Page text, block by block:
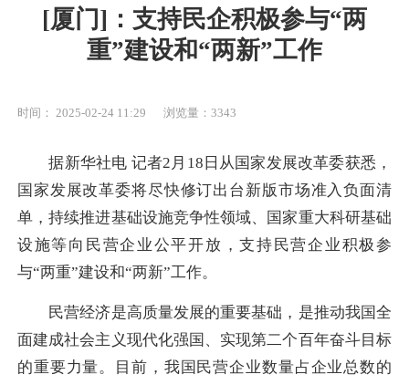
[厦门]：支持民企积极参与“两
重”建设和“两新”工作
时间： 2025-02-24 11:29 浏览量：3343
据新华社电 记者2月18日从国家发展改革委获悉，
国家发展改革委将尽快修订出台新版市场准入负面清
单，持续推进基础设施竞争性领域、国家重大科研基础
设施等向民营企业公平开放，支持民营企业积极参
与“两重”建设和“两新”工作。
民营经济是高质量发展的重要基础，是推动我国全
面建成社会主义现代化强国、实现第二个百年奋斗目标
的重要力量。目前，我国民营企业数量占企业总数的